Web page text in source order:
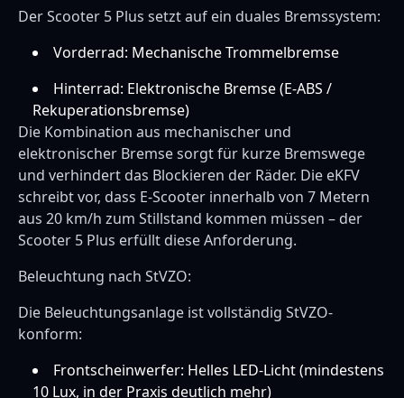
Der Scooter 5 Plus setzt auf ein duales Bremssystem:
Vorderrad: Mechanische Trommelbremse
Hinterrad: Elektronische Bremse (E-ABS /
Rekuperationsbremse)
Die Kombination aus mechanischer und
elektronischer Bremse sorgt für kurze Bremswege
und verhindert das Blockieren der Räder. Die eKFV
schreibt vor, dass E-Scooter innerhalb von 7 Metern
aus 20 km/h zum Stillstand kommen müssen – der
Scooter 5 Plus erfüllt diese Anforderung.
Beleuchtung nach StVZO:
Die Beleuchtungsanlage ist vollständig StVZO-
konform:
Frontscheinwerfer: Helles LED-Licht (mindestens
10 Lux, in der Praxis deutlich mehr)